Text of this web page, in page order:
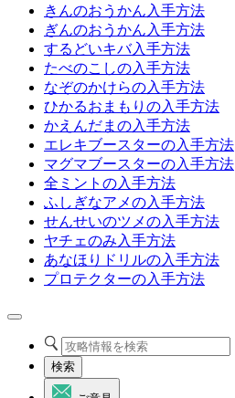
きんのおうかん入手方法
ぎんのおうかん入手方法
するどいキバ入手方法
たべのこしの入手方法
なぞのかけらの入手方法
ひかるおまもりの入手方法
かえんだまの入手方法
エレキブースターの入手方法
マグマブースターの入手方法
全ミントの入手方法
ふしぎなアメの入手方法
せんせいのツメの入手方法
ヤチェのみ入手方法
あなほりドリルの入手方法
プロテクターの入手方法
検索